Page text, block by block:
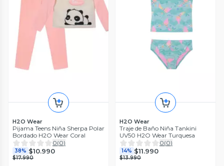
H2O Wear
Pijama Teens Niña Sherpa Polar
Bordado H2O Wear Coral
0(0)
38% $10.990
$17.990
H2O Wear
Traje de Baño Niña Tankini
UV50 H2O Wear Turquesa
0(0)
14% $11.990
$13.990